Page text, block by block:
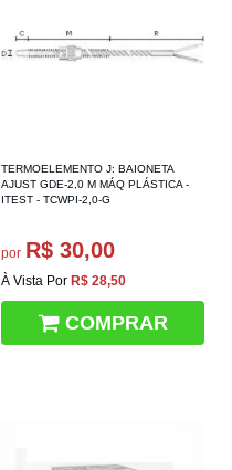
TERMOELEMENTO J: BAIONETA
AJUST GDE-2,0 M MÁQ PLÁSTICA -
ITEST - TCWPI-2,0-G
por R$ 30,00
À Vista Por R$ 28,50
COMPRAR